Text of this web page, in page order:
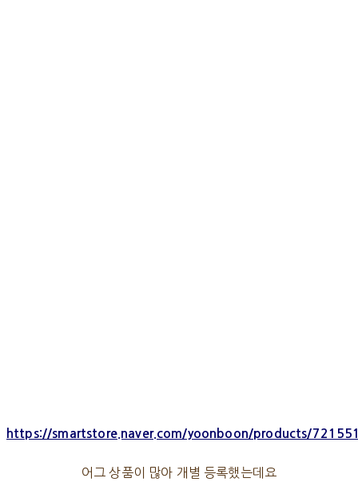
https://smartstore.naver.com/yoonboon/products/
어그 상품이 많아 개별 등록했는데요